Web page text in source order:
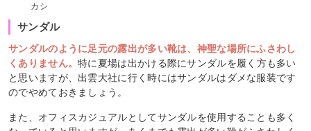
カシ
サンダル
サンダルのように足元の露出が多い靴は、神聖な場所にふさわし
くありません。特に夏場は出かける際にサンダルを履く方も多い
と思いますが、出雲大社に行く時にはサンダルはダメな服装です
のでやめておきましょう。
また、オフィスカジュアルとしてサンダルを使用することも多く